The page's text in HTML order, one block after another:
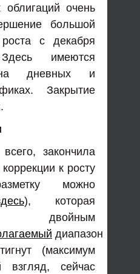
облигаций очень
большой
с декабря
имеются
на дневных и
Закрытие
закончила
к росту
можно
), которая
двойным
диапазон
(максимум
сейчас